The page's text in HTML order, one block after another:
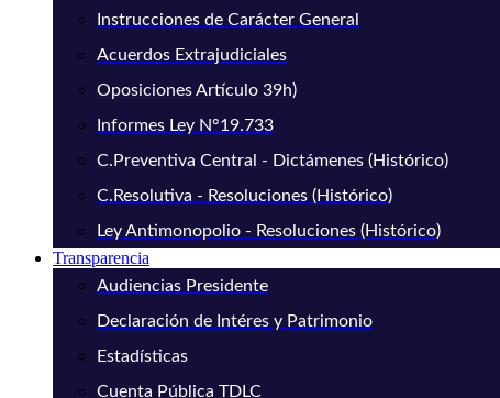
Instrucciones de Carácter General
Acuerdos Extrajudiciales
Oposiciones Artículo 39h)
Informes Ley N°19.733
C.Preventiva Central - Dictámenes (Histórico)
C.Resolutiva - Resoluciones (Histórico)
Ley Antimonopolio - Resoluciones (Histórico)
Transparencia
Audiencias Presidente
Declaración de Intéres y Patrimonio
Estadísticas
Cuenta Pública TDLC